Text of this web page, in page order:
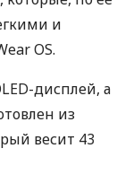
и
OS.
-дисплей, а
из
весит 43